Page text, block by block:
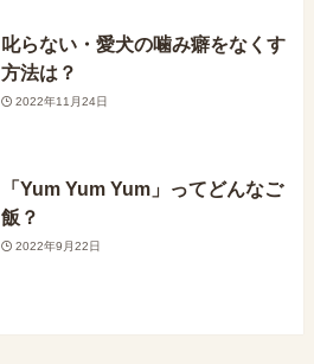
叱らない・愛犬の噛み癖をなくす
方法は？
2022年11月24日
「Yum Yum Yum」ってどんなご
飯？
2022年9月22日